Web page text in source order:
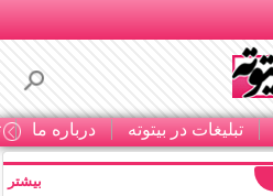
تبلیغات در بیتوته درباره ما
بیشتر